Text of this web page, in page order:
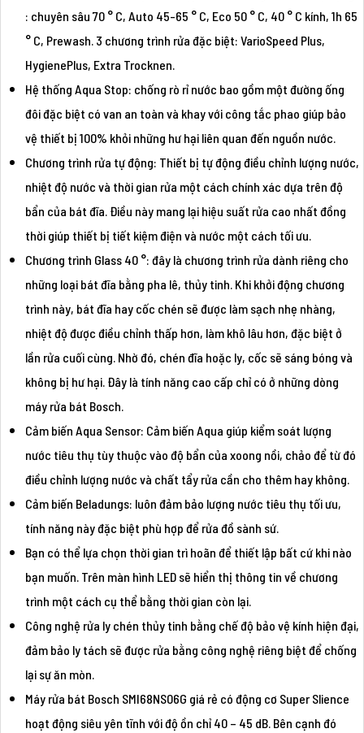
: chuyên sâu 70 ° C, Auto 45-65 ° C, Eco 50 ° C, 40 ° C kính, 1h 65
° C, Prewash. 3 chương trình rửa đặc biệt: VarioSpeed Plus,
HygienePlus, Extra Trocknen.
Hệ thống Aqua Stop: chống rò rỉ nước bao gồm một đường ống
đôi đặc biệt có van an toàn và khay với công tắc phao giúp bảo
vệ thiết bị 100% khỏi những hư hại liên quan đến nguồn nước.
Chương trình rửa tự động: Thiết bị tự động điều chỉnh lượng nước,
nhiệt độ nước và thời gian rửa một cách chính xác dựa trên độ
bẩn của bát đĩa. Điều này mang lại hiệu suất rửa cao nhất đồng
thời giúp thiết bị tiết kiệm điện và nước một cách tối ưu.
Chương trình Glass 40 °: đây là chương trình rửa dành riêng cho
những loại bát đĩa bằng pha lê, thủy tinh. Khi khởi động chương
trình này, bát đĩa hay cốc chén sẽ được làm sạch nhẹ nhàng,
nhiệt độ được điều chỉnh thấp hơn, làm khô lâu hơn, đặc biệt ở
lần rửa cuối cùng. Nhờ đó, chén đĩa hoặc ly, cốc sẽ sáng bóng và
không bị hư hại. Đây là tính năng cao cấp chỉ có ở những dòng
máy rửa bát Bosch.
Cảm biến Aqua Sensor: Cảm biến Aqua giúp kiểm soát lượng
nước tiêu thụ tùy thuộc vào độ bẩn của xoong nồi, chảo để từ đó
điều chỉnh lượng nước và chất tẩy rửa cần cho thêm hay không.
Cảm biến Beladungs: luôn đảm bảo lượng nước tiêu thụ tối ưu,
tính năng này đặc biệt phù hợp để rửa đồ sành sứ.
Bạn có thể lựa chọn thời gian trì hoãn để thiết lập bất cứ khi nào
bạn muốn. Trên màn hình LED sẽ hiển thị thông tin về chương
trình một cách cụ thể bằng thời gian còn lại.
Công nghệ rửa ly chén thủy tinh bằng chế độ bảo vệ kính hiện đại,
đảm bảo ly tách sẽ được rửa bằng công nghệ riêng biệt để chống
lại sự ăn mòn.
Máy rửa bát Bosch SMI68NS06G giá rẻ có động cơ Super Slience
hoạt động siêu yên tĩnh với độ ồn chỉ 40 – 45 dB. Bên cạnh đó